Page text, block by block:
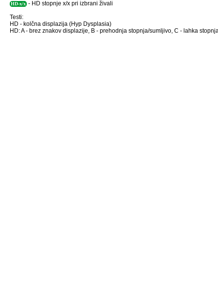
HD-x/x - HD stopnje x/x pri izbrani živali
Testi:
HD - kolčna displazija (Hyp Dysplasia)
HD: A - brez znakov displazije, B - prehodnja stopnja/sumljivo, C - lahka